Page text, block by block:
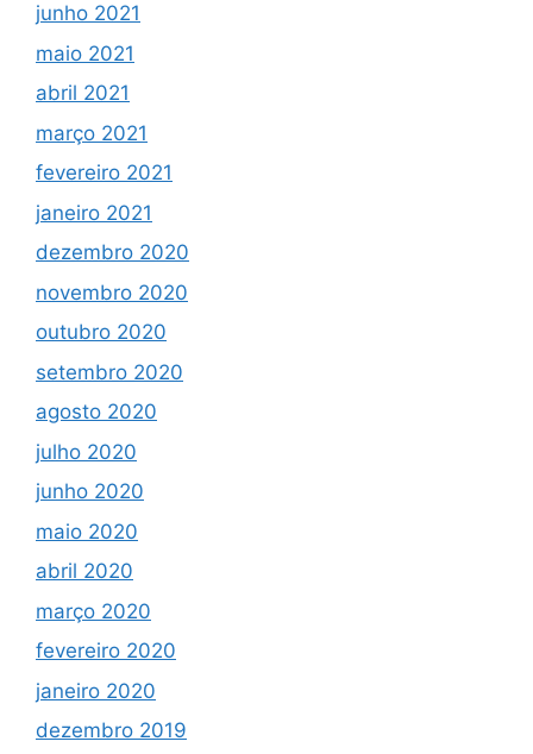
junho 2021
maio 2021
abril 2021
março 2021
fevereiro 2021
janeiro 2021
dezembro 2020
novembro 2020
outubro 2020
setembro 2020
agosto 2020
julho 2020
junho 2020
maio 2020
abril 2020
março 2020
fevereiro 2020
janeiro 2020
dezembro 2019